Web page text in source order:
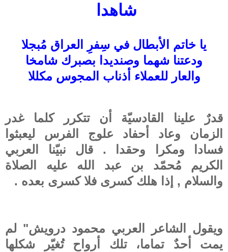
شاهدا
يا خاتم الأبطال في سِفرِ العراق مُبجلا
ودعتنا شهما وصنديدا بصبرك شامخا
والعار للعملاء أذناب المجوس مكللا
قدرٌ علينا القادسيّة أن تتكرر كلما غدر
الزمان وعاد أحفاد علوج الفرس ليعبثوا
فسادا ومكرا وحقدا . قال نبيّنا العربي
الكريم مُحمّد بن عبد الله عليه الصلاة
والسلام , إذا هلك كسرى فلا كسرى بعده .
ويقول الشاعر العربي محمود درويش" لم
يمت أحدٌ تماما، تلك أرواح تُغيّر شكلها